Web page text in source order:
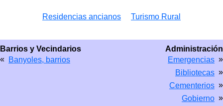
Residencias ancianos Turismo Rural
Administración
Emergencias »
Bibliotecas »
Cementerios »
Gobierno »
Barrios y Vecindarios
« Banyoles, barrios